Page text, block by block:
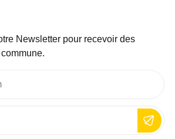
Newsletter pour recevoir des